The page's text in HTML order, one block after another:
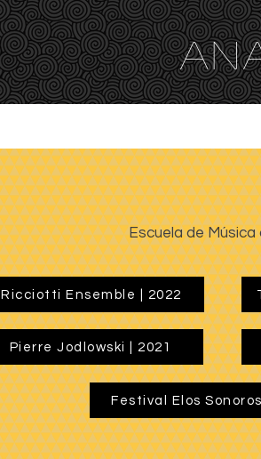
Escuela de
Ricciotti Ensemble | 2022
Pierre Jodlowski | 2021
Festival Elos